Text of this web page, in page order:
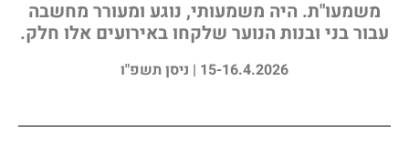
משמעו"ת. היה משמעותי, נוגע ומעורר מחשבה
עבור בני ובנות הנוער שלקחו באירועים אלו חלק.
15-16.4.2026 | ניסן תשפ"ו